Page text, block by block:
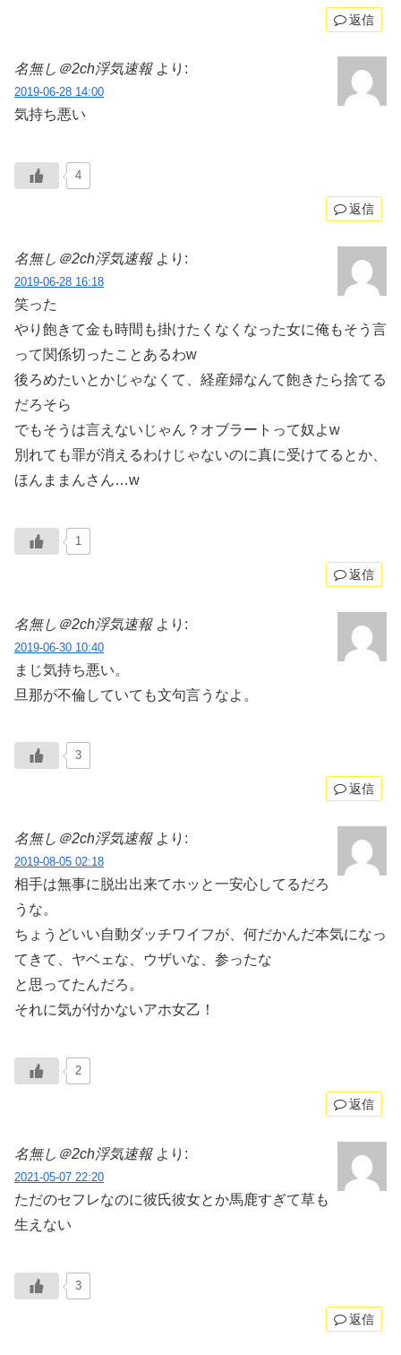
返信
名無し＠2ch浮気速報 より:
2019-06-28 14:00
気持ち悪い
4
返信
名無し＠2ch浮気速報 より:
2019-06-28 16:18
笑った
やり飽きて金も時間も掛けたくなくなった女に俺もそう言
って関係切ったことあるわw
後ろめたいとかじゃなくて、経産婦なんて飽きたら捨てる
だろそら
でもそうは言えないじゃん？オブラートって奴よw
別れても罪が消えるわけじゃないのに真に受けてるとか、
ほんままんさん…w
1
返信
名無し＠2ch浮気速報 より:
2019-06-30 10:40
まじ気持ち悪い。
旦那が不倫していても文句言うなよ。
3
返信
名無し＠2ch浮気速報 より:
2019-08-05 02:18
相手は無事に脱出出来てホッと一安心してるだろ
うな。
ちょうどいい自動ダッチワイフが、何だかんだ本気になっ
てきて、ヤベェな、ウザいな、参ったな
と思ってたんだろ。
それに気が付かないアホ女乙！
2
返信
名無し＠2ch浮気速報 より:
2021-05-07 22:20
ただのセフレなのに彼氏彼女とか馬鹿すぎて草も
生えない
3
返信